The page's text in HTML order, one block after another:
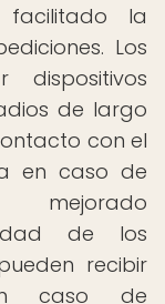
la
Los
dispositivos
de largo
con el
en caso de
de los
recibir
caso de